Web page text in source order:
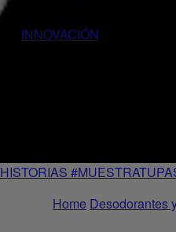
INNOVACIÓN
HISTORIAS
Home Desodorantes